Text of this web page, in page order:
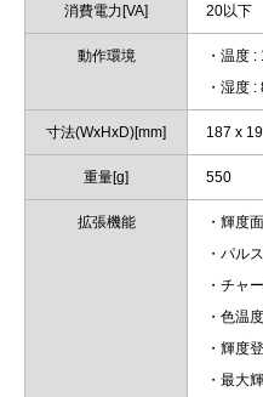
消費電力[VA] 20以下
動作環境
・温度
・湿度
寸法(WxHxD)[mm] 187 x
重量[g] 550
拡張機能
・輝度
・パル
・チャ
・色温
・輝度
・最大